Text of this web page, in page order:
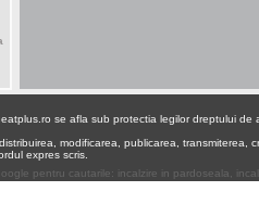
se afla sub protectia legilor dreptului
modificarea, publicarea, transmiterea,
expres scris.
pentru cautarile: incalzire in pardoseala